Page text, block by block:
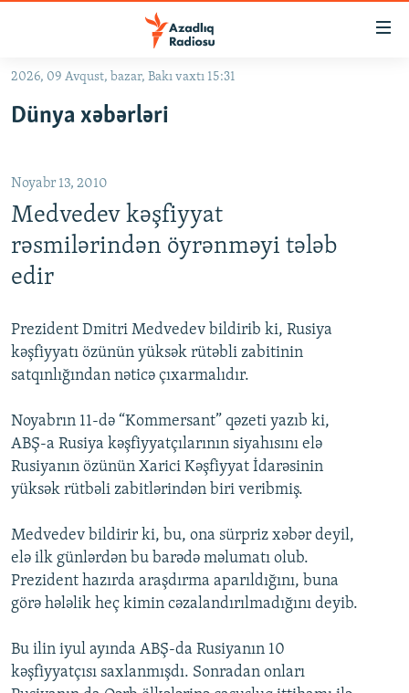
Əsas
qayıt
qayıt
Axtarışa
#İZAHLA
#ƏSLINDƏ
QANUNI DOĞRU
MULTIMEDIA
VIDEO
İNFOQRAFIKA
KARIKATURA
RADIO ARXIV
AZƏRBAYCAN ƏDƏBIYYATI KITABXANASI
İSLAM VƏ DEMOKRATIYA
İZ - MƏDƏNIYYƏT PROQRAMI
MISSIYAMIZ
PEŞƏ ETIKASI VƏ JURNALISTIKA STANDARTLARIMIZ
MATERIALLARIMIZDAN ISTIFADƏ
AZADLIQRADIOSU MOBIL TELEFONUNUZDA
BIZIMLƏ ƏLAQƏ
XƏBƏR BÜLLETENLƏRIMIZ
BIZI IZLƏ
RFE/RL-in bütün saytları
2026, 09 Avqust, bazar, Bakı vaxtı 15:31
Dünya xəbərləri
Noyabr 13, 2010
Medvedev kəşfiyyat
rəsmilərindən öyrənməyi tələb
edir
Prezident Dmitri Medvedev bildirib ki, Rusiya
kəşfiyyatı özünün yüksək rütəbli zabitinin
satqınlığından nəticə çıxarmalıdır.
Noyabrın 11-də “Kommersant” qəzeti yazıb ki,
ABŞ-a Rusiya kəşfiyyatçılarının siyahısını elə
Rusiyanın özünün Xarici Kəşfiyyat İdarəsinin
yüksək rütbəli zabitlərindən biri veribmiş.
Medvedev bildirir ki, bu, ona sürpriz xəbər deyil,
elə ilk günlərdən bu barədə məlumatı olub.
Prezident hazırda araşdırma aparıldığını, buna
görə hələlik heç kimin cəzalandırılmadığını deyib.
Bu ilin iyul ayında ABŞ-da Rusiyanın 10
kəşfiyyatçısı saxlanmışdı. Sonradan onları